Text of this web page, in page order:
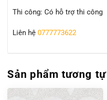
Thi công: Có hỗ trợ thi công
Liên hệ 0777773622
Sản phẩm tương tự